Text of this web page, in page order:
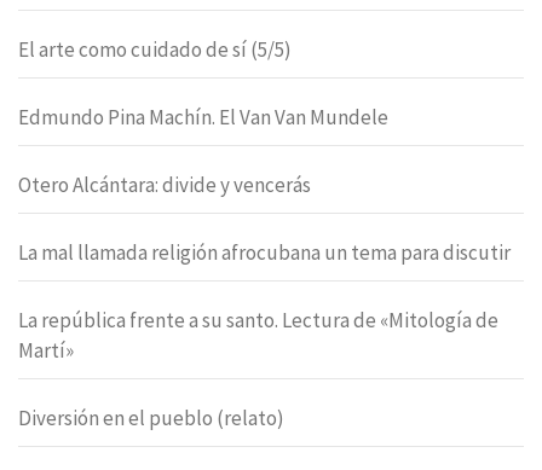
El arte como cuidado de sí (5/5)
Edmundo Pina Machín. El Van Van Mundele
Otero Alcántara: divide y vencerás
La mal llamada religión afrocubana un tema para discutir
La república frente a su santo. Lectura de «Mitología de
Martí»
Diversión en el pueblo (relato)